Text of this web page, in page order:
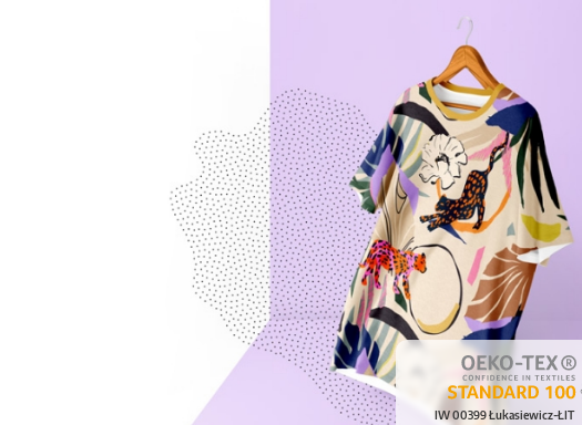
IW 00399 Łukasiewicz-ŁIT